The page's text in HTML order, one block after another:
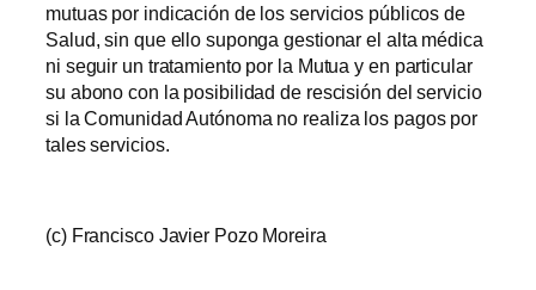
mutuas por indicación de los servicios públicos de
Salud, sin que ello suponga gestionar el alta médica
ni seguir un tratamiento por la Mutua y en particular
su abono con la posibilidad de rescisión del servicio
si la Comunidad Autónoma no realiza los pagos por
tales servicios.
(c) Francisco Javier Pozo Moreira